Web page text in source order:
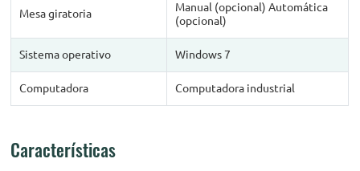
Mesa giratoria
Manual (opcional) Automática
(opcional)
Sistema operativo Windows 7
Computadora Computadora industrial
Características